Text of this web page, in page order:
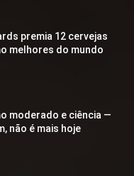
premia 12 cervejas
melhores do mundo
moderado e ciência —
não é mais hoje